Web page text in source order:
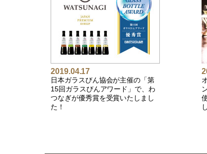
2019.04.17
日本ガラスびん協会が主催の「第
15回ガラスびんアワード」で、わ
つなぎが優秀賞を受賞いたしまし
た！